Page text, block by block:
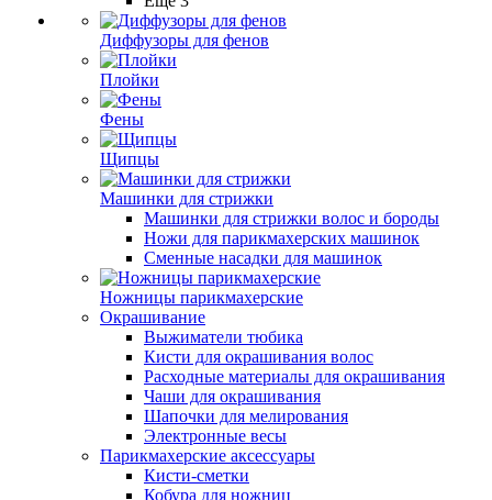
Диффузоры для фенов
Плойки
Фены
Щипцы
Машинки для стрижки
Машинки для стрижки волос и бороды
Ножи для парикмахерских машинок
Сменные насадки для машинок
Ножницы парикмахерские
Окрашивание
Выжиматели тюбика
Кисти для окрашивания волос
Расходные материалы для окрашивания
Чаши для окрашивания
Шапочки для мелирования
Электронные весы
Парикмахерские аксессуары
Кисти-сметки
Кобура для ножниц